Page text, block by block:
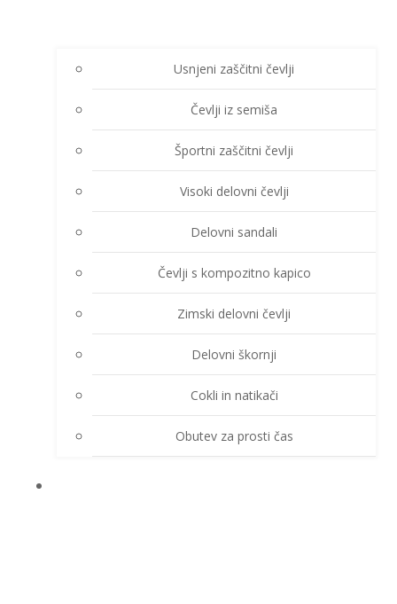
Usnjeni zaščitni čevlji
Čevlji iz semiša
Športni zaščitni čevlji
Visoki delovni čevlji
Delovni sandali
Čevlji s kompozitno kapico
Zimski delovni čevlji
Delovni škornji
Cokli in natikači
Obutev za prosti čas